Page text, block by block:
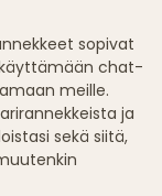
sopivat
chat-
meille.
ja
sekä siitä,